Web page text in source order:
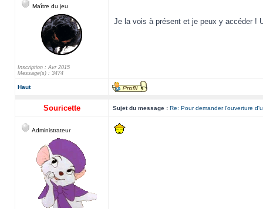
Maître du jeu
Inscription : Avr 2015
Message(s) : 3474
Je la vois à présent et je peux y accéder !
Haut
Souricette Sujet du message : Re: Pour demander l'ouverture
Administrateur